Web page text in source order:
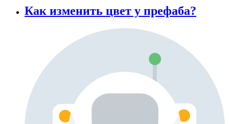
Как изменить цвет у префаба?